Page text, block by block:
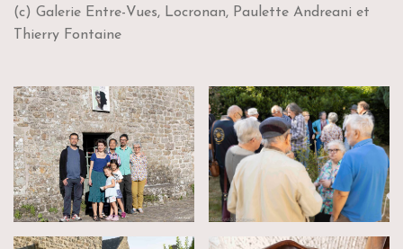
(c) Galerie Entre-Vues, Locronan, Paulette Andreani et
Thierry Fontaine